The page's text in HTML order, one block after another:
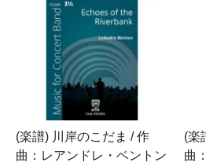
(楽譜) 川岸のこだま / 作
曲：レアンドレ・ベントン
(楽
曲